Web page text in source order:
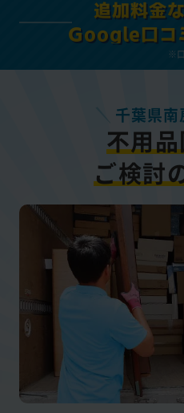
追加料金
Google口
※
千葉県南
不用
ご検討